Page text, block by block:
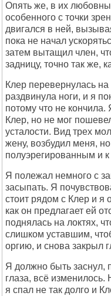
Опять же, в их
особенного с точки
двигался в ней,
пока не начал
затем вытащил член,
задницу, точно так же,
Клер перевернулась на
раздвинула ноги, и я
потому что не
Клер, но не мог
усталости. Вид трех
жену, возбудил меня,
полуэрегированным и
Я полежал немного с
засыпать. Я
стоит рядом с Клер и я
как он предлагает ей
поднялась на локтях,
слишком уставшим,
оргию, и снова закрыл
Я должно быть заснул,
глаза, всё
я спал не так долго и